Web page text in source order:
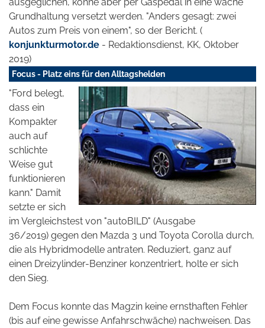
Grundhaltung versetzt werden. "Anders gesagt: zwei
Autos zum Preis von einem", so der Bericht. (
konjunkturmotor.de - Redaktionsdienst, KK, Oktober
2019)
Focus - Platz eins für den Alltagshelden
"Ford belegt,
dass ein
Kompakter
auch auf
schlichte
Weise gut
funktionieren
kann." Damit
setzte er sich
im Vergleichstest von "autoBILD" (Ausgabe
36/2019) gegen den Mazda 3 und Toyota Corolla durch,
die als Hybridmodelle antraten. Reduziert, ganz auf
einen Dreizylinder-Benziner konzentriert, holte er sich
den Sieg.
Dem Focus konnte das Magzin keine ernsthaften Fehler
(bis auf eine gewisse Anfahrschwäche) nachweisen. Das